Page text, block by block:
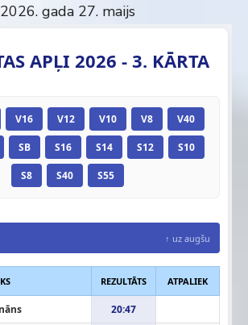
2026. gada 27. maijs